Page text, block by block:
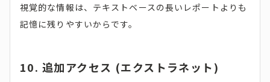
視覚的な情報は、テキストベースの長いレポートよりも
記憶に残りやすいからです。
10. 追加アクセス (エクストラネット)